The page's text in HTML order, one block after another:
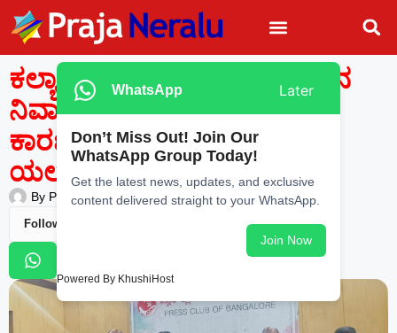
ಕಲ್ಯಾಣ ಕರ್ನಾಟಕ ಅಸಮತೋಲನ
ನಿವಾರಣೆ ಹೊಸ ಸಮಸ್ಯೆಗಳಿಗೆ
ಕಾರಣವಾಗುತ್ತಿದೆ: ನಾಗರಾಜ್
ಯಲಚವಾಡಿ
By Praja Neralu — May 17, 2026 - 12:07 AM
Follow Us
WhatsApp Later
Don’t Miss Out! Join Our
WhatsApp Group Today!
Get the latest news, updates, and exclusive
content delivered straight to your WhatsApp.
Join Now
Powered By KhushiHost